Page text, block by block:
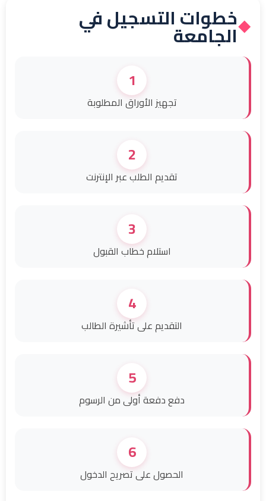
◆خطوات التسجيل في
الجامعة
1
تجهيز الأوراق المطلوبة
2
تقديم الطلب عبر الإنترنت
3
استلام خطاب القبول
4
التقديم على تأشيرة الطالب
5
دفع دفعة أولى من الرسوم
6
الحصول على تصريح الدخول